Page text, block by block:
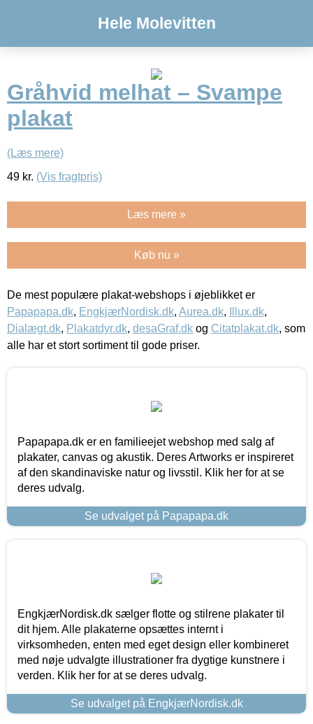
Hele Molevitten
Gråhvid melhat – Svampe
plakat
(Læs mere)
49 kr. (Vis fragtpris)
Læs mere »
Køb nu »
De mest populære plakat-webshops i øjeblikket er
Papapapa.dk, EngkjærNordisk.dk, Aurea.dk, Illux.dk,
Dialægt.dk, Plakatdyr.dk, desaGraf.dk og Citatplakat.dk, som
alle har et stort sortiment til gode priser.
Papapapa.dk er en familieejet webshop med salg af
plakater, canvas og akustik. Deres Artworks er inspireret
af den skandinaviske natur og livsstil. Klik her for at se
deres udvalg.
Se udvalget på Papapapa.dk
EngkjærNordisk.dk sælger flotte og stilrene plakater til
dit hjem. Alle plakaterne opsættes internt i
virksomheden, enten med eget design eller kombineret
med nøje udvalgte illustrationer fra dygtige kunstnere i
verden. Klik her for at se deres udvalg.
Se udvalget på EngkjærNordisk.dk